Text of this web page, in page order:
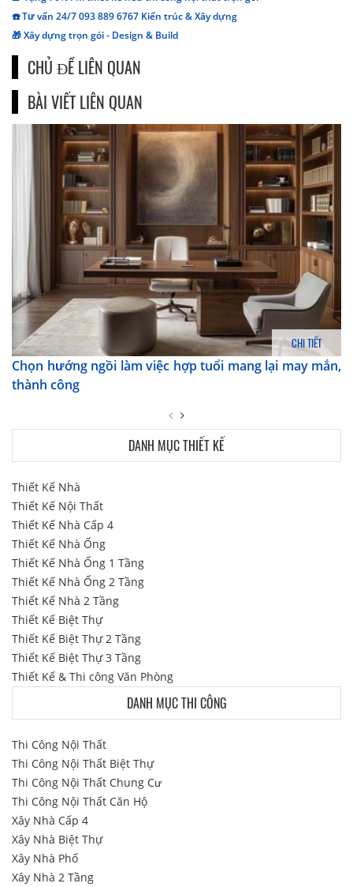
☎️ Tư vấn 24/7 093 889 6767 Kiến trúc & Xây dựng
🎁 Xây dựng trọn gói - Design & Build
CHỦ ĐỀ LIÊN QUAN
BÀI VIẾT LIÊN QUAN
CHI TIẾT
Chọn hướng ngồi làm việc hợp tuổi mang lại may mắn,
thành công
DANH MỤC THIẾT KẾ
Thiết Kế Nhà
Thiết Kế Nội Thất
Thiết Kế Nhà Cấp 4
Thiết Kế Nhà Ống
Thiết Kế Nhà Ống 1 Tầng
Thiết Kế Nhà Ống 2 Tầng
Thiết Kế Nhà 2 Tầng
Thiết Kế Biệt Thự
Thiết Kế Biệt Thự 2 Tầng
Thiết Kế Biệt Thự 3 Tầng
Thiết Kế & Thi công Văn Phòng
DANH MỤC THI CÔNG
Thi Công Nội Thất
Thi Công Nội Thất Biệt Thự
Thi Công Nội Thất Chung Cư
Thi Công Nội Thất Căn Hộ
Xây Nhà Cấp 4
Xây Nhà Biệt Thự
Xây Nhà Phố
Xây Nhà 2 Tầng